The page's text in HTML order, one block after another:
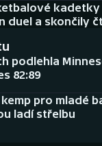
kadetky
duel a skončily
podlehla
82:89
pro mladé
ladí střelbu